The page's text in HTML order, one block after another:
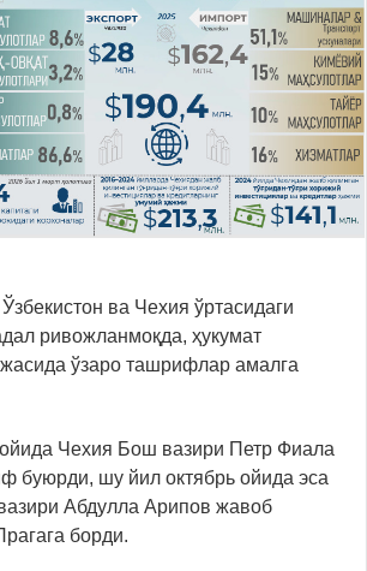
ва Чехия ўртасидаги
ривожланмоқда, ҳукумат
ўзаро ташрифлар амалга
Чехия Бош вазири Петр Фиала
буюрди, шу йил октябрь ойида эса
Абдулла Арипов жавоб
борди.